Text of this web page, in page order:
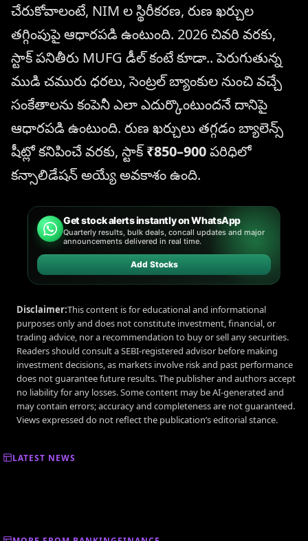
చేరుకోవాలంటే, NIM ల స్థిరీకరణ, రుణ ఖర్చుల
తగ్గింపుపై ఆధారపడి ఉంటుంది. 2026 చివరి వరకు,
స్టాక్ పనితీరు MUFG డీల్ కంటే కూడా.. పెరుగుతున్న
ముడి చమురు ధరలు, సెంట్రల్ బ్యాంకుల నుంచి వచ్చే
సంకేతాలను కంపెనీ ఎలా ఎదుర్కొంటుందనే దానిపై
ఆధారపడి ఉంటుంది. రుణ ఖర్చులు తగ్గడం బ్యాలెన్స్
షీట్లో కనిపించే వరకు, స్టాక్₹850–900పరిధిలో
కన్సాలిడేషన్ అయ్యే అవకాశం ఉంది.
Get stock alerts instantly on WhatsApp
Quarterly results, bulk deals, concall updates and major
announcements delivered in real time.
Add Stocks
Disclaimer:This content is for educational and informational
purposes only and does not constitute investment, financial, or
trading advice, nor a recommendation to buy or sell any securities.
Readers should consult a SEBI-registered advisor before making
investment decisions, as markets involve risk and past performance
does not guarantee future results. The publisher and authors accept
no liability for any losses. Some content may be AI-generated and
may contain errors; accuracy and completeness are not guaranteed.
Views expressed do not reflect the publication’s editorial stance.
LATEST NEWS